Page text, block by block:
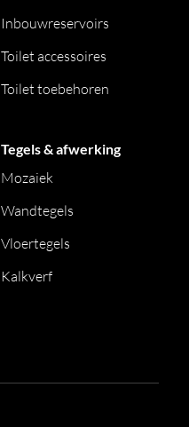
Inbouwreservoirs
Toilet accessoires
Toilet toebehoren
Tegels & afwerking
Mozaiek
Wandtegels
Vloertegels
Kalkverf